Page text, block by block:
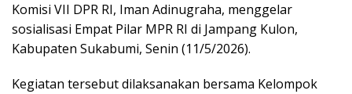
Komisi VII DPR RI, Iman Adinugraha, menggelar
sosialisasi Empat Pilar MPR RI di Jampang Kulon,
Kabupaten Sukabumi, Senin (11/5/2026).
Kegiatan tersebut dilaksanakan bersama Kelompok